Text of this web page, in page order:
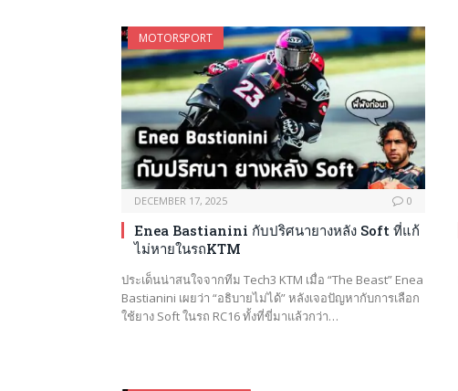
MOTORSPORT
DECEMBER 17, 2025 0
Enea Bastianini กับปริศนายางหลัง Soft ที่แก้
ไม่หายในรถKTM
ประเด็นน่าสนใจจากทีม Tech3 KTM เมื่อ “The Beast” Enea
Bastianini เผยว่า “อธิบายไม่ได้” หลังเจอปัญหากับการเลือก
ใช้ยาง Soft ในรถ RC16 ทั้งที่ขี่มาแล้วกว่า…